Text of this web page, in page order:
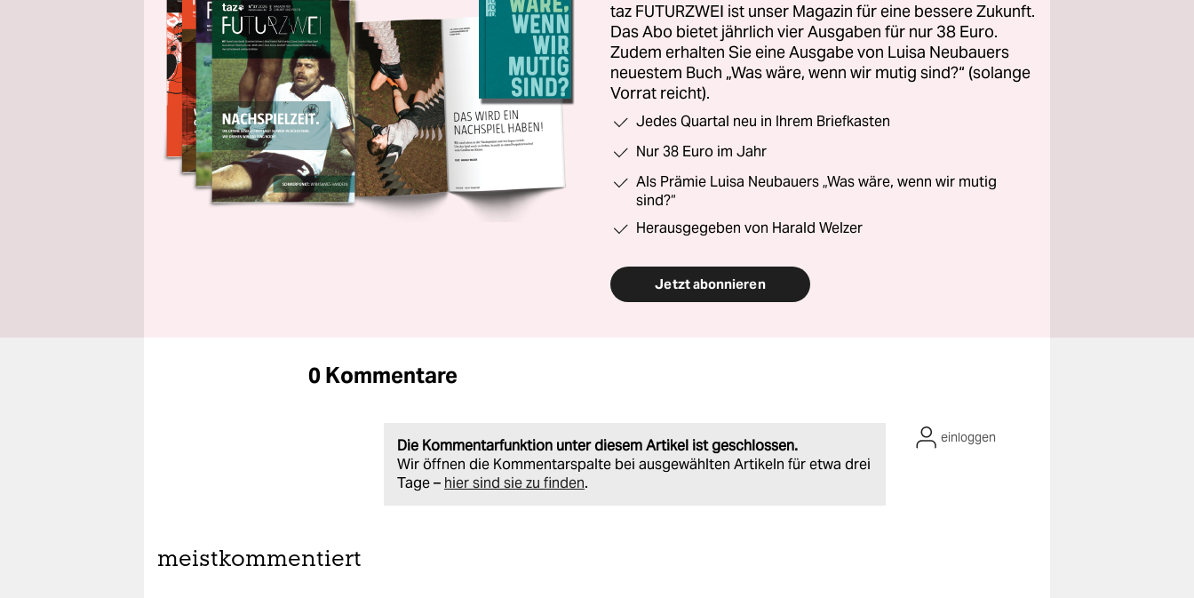
taz FUTURZWEI ist unser Magazin für eine bessere Zukunft.
Das Abo bietet jährlich vier Ausgaben für nur 38 Euro.
Zudem erhalten Sie eine Ausgabe von Luisa Neubauers
neuestem Buch „Was wäre, wenn wir mutig sind?“ (solange
Vorrat reicht).
Jedes Quartal neu in Ihrem Briefkasten
Nur 38 Euro im Jahr
Als Prämie Luisa Neubauers „Was wäre, wenn wir mutig
sind?“
Herausgegeben von Harald Welzer
Jetzt abonnieren
0 Kommentare
Die Kommentarfunktion unter diesem Artikel ist geschlossen.
Wir öffnen die Kommentarspalte bei ausgewählten Artikeln für etwa drei
Tage – hier sind sie zu finden.
einloggen
meistkommentiert